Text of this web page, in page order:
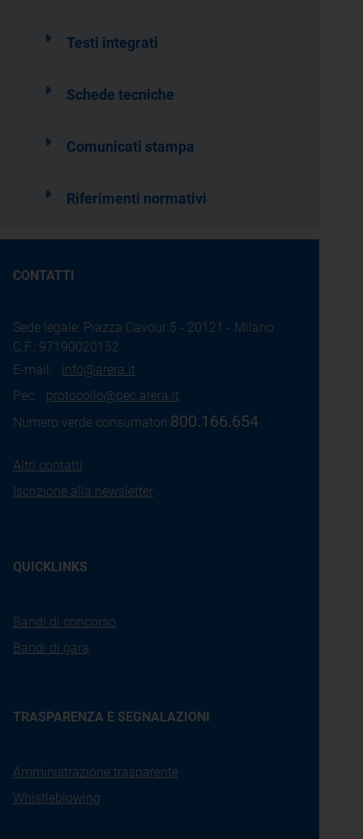
Testi integrati
Schede tecniche
Comunicati stampa
Riferimenti normativi
CONTATTI
Sede legale: Piazza Cavour 5 - 20121 - Milano
C.F.: 97190020152
E-mail: info@arera.it
Pec: protocollo@pec.arera.it
Numero verde consumatori:800.166.654
Altri contatti
Iscrizione alla newsletter
QUICKLINKS
Bandi di concorso
Bandi di gara
TRASPARENZA E SEGNALAZIONI
Amministrazione trasparente
Whistleblowing